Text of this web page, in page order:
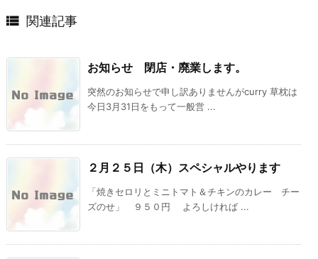
 関連記事
お知らせ 閉店・廃業します。
突然のお知らせで申し訳ありませんがcurry 草枕は
今日3月31日をもって一般営 ...
２月２５日（木）スペシャルやります
「焼きセロリとミニトマト＆チキンのカレー チー
ズのせ」 ９５０円 よろしければ ...